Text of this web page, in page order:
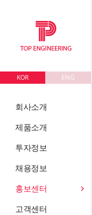
KOR ENG
회사소개
제품소개
투자정보
채용정보
홍보센터
고객센터